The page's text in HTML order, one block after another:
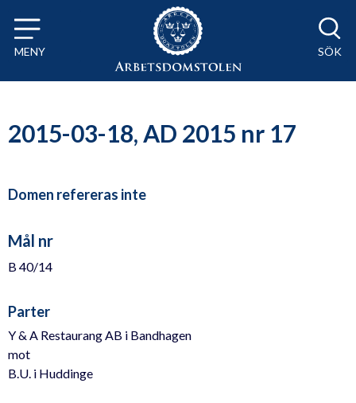
Till innehåll på sidan x
MENY SÖK
2015-03-18, AD 2015 nr 17
Domen refereras inte
Mål nr
B 40/14
Parter
Y & A Restaurang AB i Bandhagen
mot
B.U. i Huddinge